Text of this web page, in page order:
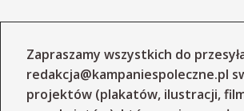
Zapraszamy wszystkich do
redakcja@kampaniespoleczne.pl
projektów (plakatów, ilustracji,